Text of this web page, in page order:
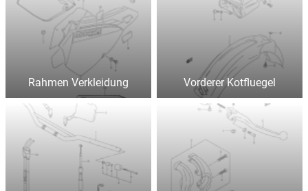
Rahmen Verkleidung Vorderer Kotfluegel